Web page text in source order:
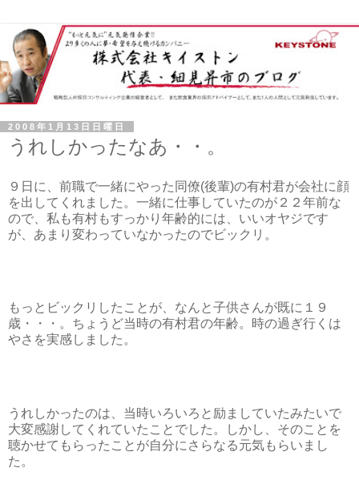
2008年1月13日日曜日
うれしかったなあ・・。
９日に、前職で一緒にやった同僚(後輩)の有村君が会社に顔
を出してくれました。一緒に仕事していたのが２２年前な
ので、私も有村もすっかり年齢的には、いいオヤジです
が、あまり変わっていなかったのでビックリ。
もっとビックリしたことが、なんと子供さんが既に１９
歳・・・。ちょうど当時の有村君の年齢。時の過ぎ行くは
やさを実感しました。
うれしかったのは、当時いろいろと励ましていたみたいで
大変感謝してくれていたことでした。しかし、そのことを
聴かせてもらったことが自分にさらなる元気もらいまし
た。